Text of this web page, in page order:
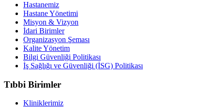
Hastanemiz
Hastane Yönetimi
Misyon & Vizyon
İdari Birimler
Organizasyon Şeması
Kalite Yönetim
Bilgi Güvenliği Politikası
İş Sağlığı ve Güvenliği (İSG) Politikası
Tıbbi Birimler
Kliniklerimiz